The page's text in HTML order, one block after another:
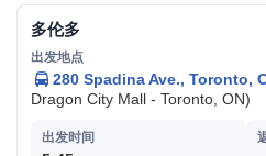
多伦多
280 Spadina Ave., Toronto,
Dragon City Mall - Toronto, ON)